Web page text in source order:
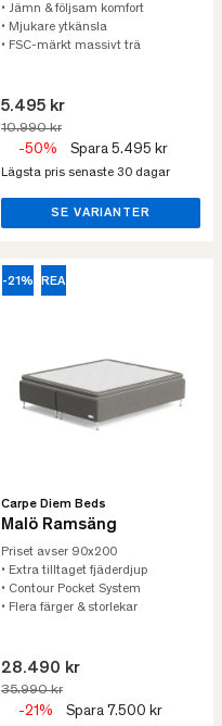
• Jämn & följsam komfort
• Mjukare ytkänsla
• FSC-märkt massivt trä
5.495 kr
10.990 kr
-50% Spara 5.495 kr
Lägsta pris senaste 30 dagar
SE VARIANTER
-21% REA
Carpe Diem Beds
Malö Ramsäng
Priset avser 90x200
• Extra tilltaget fjäderdjup
• Contour Pocket System
• Flera färger & storlekar
28.490 kr
35.990 kr
-21% Spara 7.500 kr